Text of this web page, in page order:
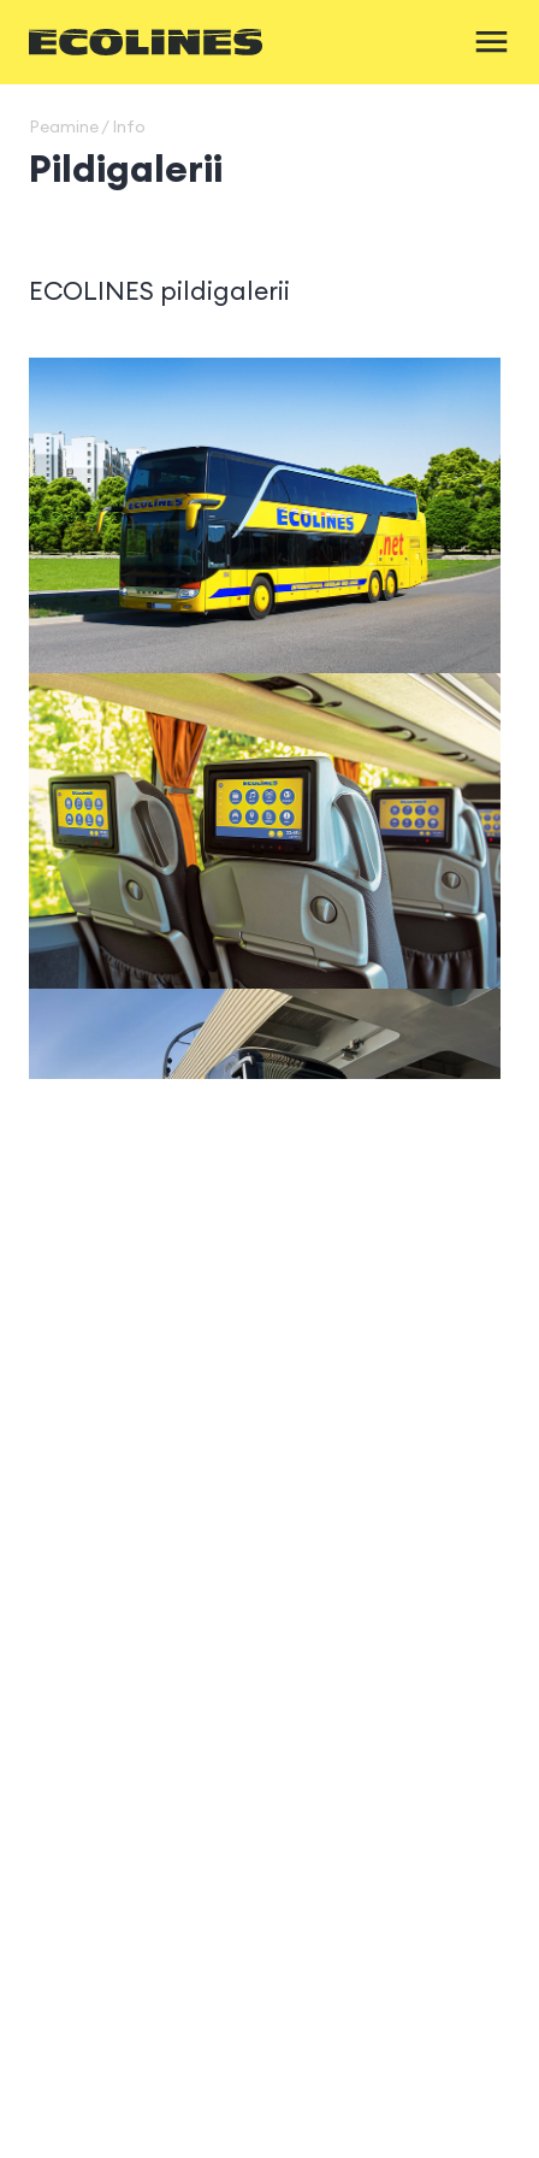
Peamine / Info
Pildigalerii
ECOLINES pildigalerii